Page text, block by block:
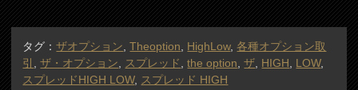
タグ：ザオプション ,Theoption HighLow, 各種オプション取
引
,ザ・オプション スプレッド ,the option ,ザ HIGH LOW,
スプレッドHIGH LOW, スプレッド HIGH